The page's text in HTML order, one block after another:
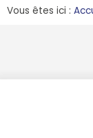
Vous êtes ici :